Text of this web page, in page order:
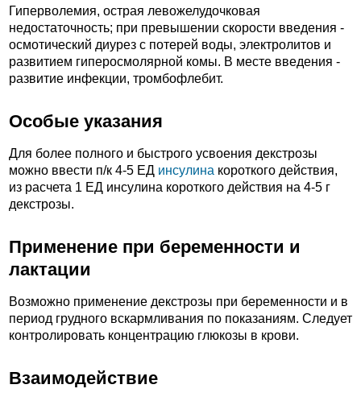
Гиперволемия, острая левожелудочковая
недостаточность; при превышении скорости введения -
осмотический диурез с потерей воды, электролитов и
развитием гиперосмолярной комы. В месте введения -
развитие инфекции, тромбофлебит.
Особые указания
Для более полного и быстрого усвоения декстрозы
можно ввести п/к 4-5 ЕД инсулина короткого действия,
из расчета 1 ЕД инсулина короткого действия на 4-5 г
декстрозы.
Применение при беременности и
лактации
Возможно применение декстрозы при беременности и в
период грудного вскармливания по показаниям. Следует
контролировать концентрацию глюкозы в крови.
Взаимодействие